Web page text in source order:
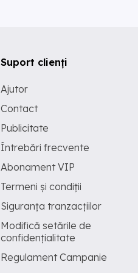
Suport clienți
Ajutor
Contact
Publicitate
Întrebări frecvente
Abonament VIP
Termeni și condiții
Siguranța tranzacțiilor
Modifică setările de
confidențialitate
Regulament Campanie